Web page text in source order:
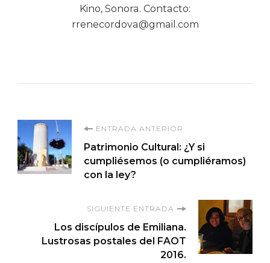
Kino, Sonora. Contacto:
rrenecordova@gmail.com
Navegación
de
ENTRADA ANTERIOR
Patrimonio Cultural: ¿Y si
cumpliésemos (o cumpliéramos)
con la ley?
SIGUIENTE ENTRADA
Los discípulos de Emiliana.
Lustrosas postales del FAOT
2016.